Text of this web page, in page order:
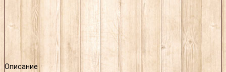
Описание